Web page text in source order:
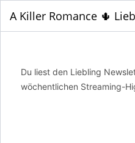
A Killer Romance 🌵